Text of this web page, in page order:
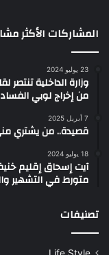
المشاركات الأكثر
23 يوليو 2024
وزارة الداخلية
من إخراج لوبي الفساد
7 أبريل 2025
قصيدة.. من يشتري
18 يوليو 2024
آيت إسحاق إقليم
متورط في التشهير
تصنيفات